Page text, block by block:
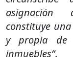
asignación
constituye
y propia de
inmuebles”.